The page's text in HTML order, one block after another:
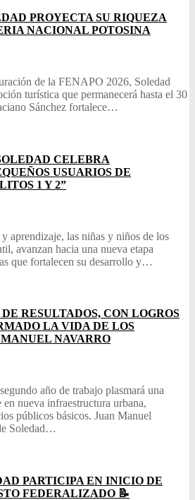
PROYECTA SU RIQUEZA
NACIONAL POTOSINA
de la FENAPO 2026, Soledad
turística que permanecerá hasta el 30
Sánchez fortalece…
CELEBRA
USUARIOS DE
1 Y 2”
aprendizaje, las niñas y niños de los
avanzan hacia una nueva etapa
que fortalecen su desarrollo y…
RESULTADOS, CON LOGROS
LA VIDA DE LOS
NAVARRO
año de trabajo plasmará una
nueva infraestructura urbana,
públicos básicos. Juan Manuel
Soledad…
PARTICIPA EN INICIO DE
FEDERALIZADO 📝